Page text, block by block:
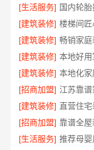
[生活服务] 国内轮
[建筑装修] 楼梯间
[建筑装修]
[建筑装修]
[建筑装修] 本地化
[招商加盟] 江苏靠
[建筑装修]
[招商加盟]
[生活服务]